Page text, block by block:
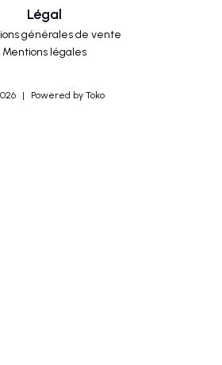
Légal
générales de vente
Mentions légales
| Powered by Toko